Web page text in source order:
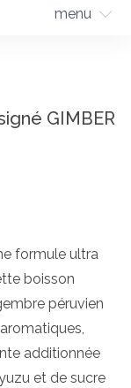
menu
GIMBER
formule ultra
boisson
péruvien
additionnée
et de sucre